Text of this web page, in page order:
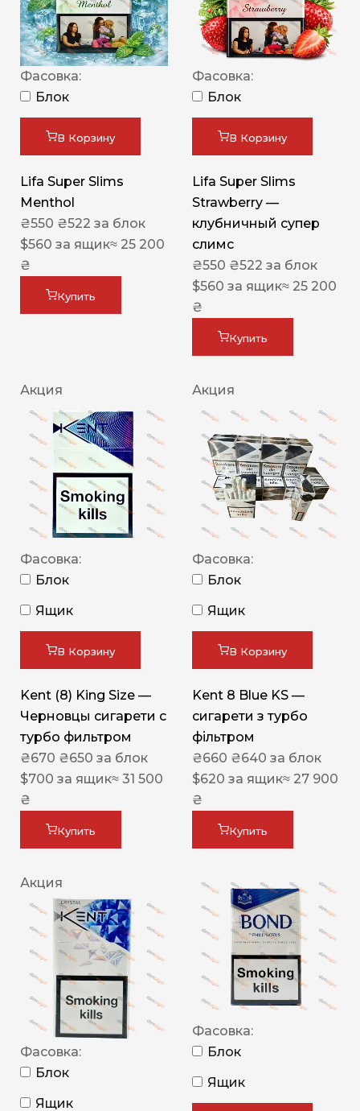
Фасовка:
Блок
В Корзину
Lifa Super Slims
Menthol
₴550 ₴522 за блок
$560 за ящик≈ 25 200
₴
Купить
Фасовка:
Блок
В Корзину
Lifa Super Slims
Strawberry —
клубничный супер
слимс
₴550 ₴522 за блок
$560 за ящик≈ 25 200
₴
Купить
Акция
Фасовка:
Блок
Ящик
В Корзину
Kent (8) King Size —
Черновцы сигарети с
турбо фильтром
₴670 ₴650 за блок
$700 за ящик≈ 31 500
₴
Купить
Акция
Фасовка:
Блок
Ящик
В Корзину
Kent 8 Blue KS —
сигарети з турбо
фільтром
₴660 ₴640 за блок
$620 за ящик≈ 27 900
₴
Купить
Акция
Фасовка:
Блок
Ящик
Фасовка:
Блок
Ящик